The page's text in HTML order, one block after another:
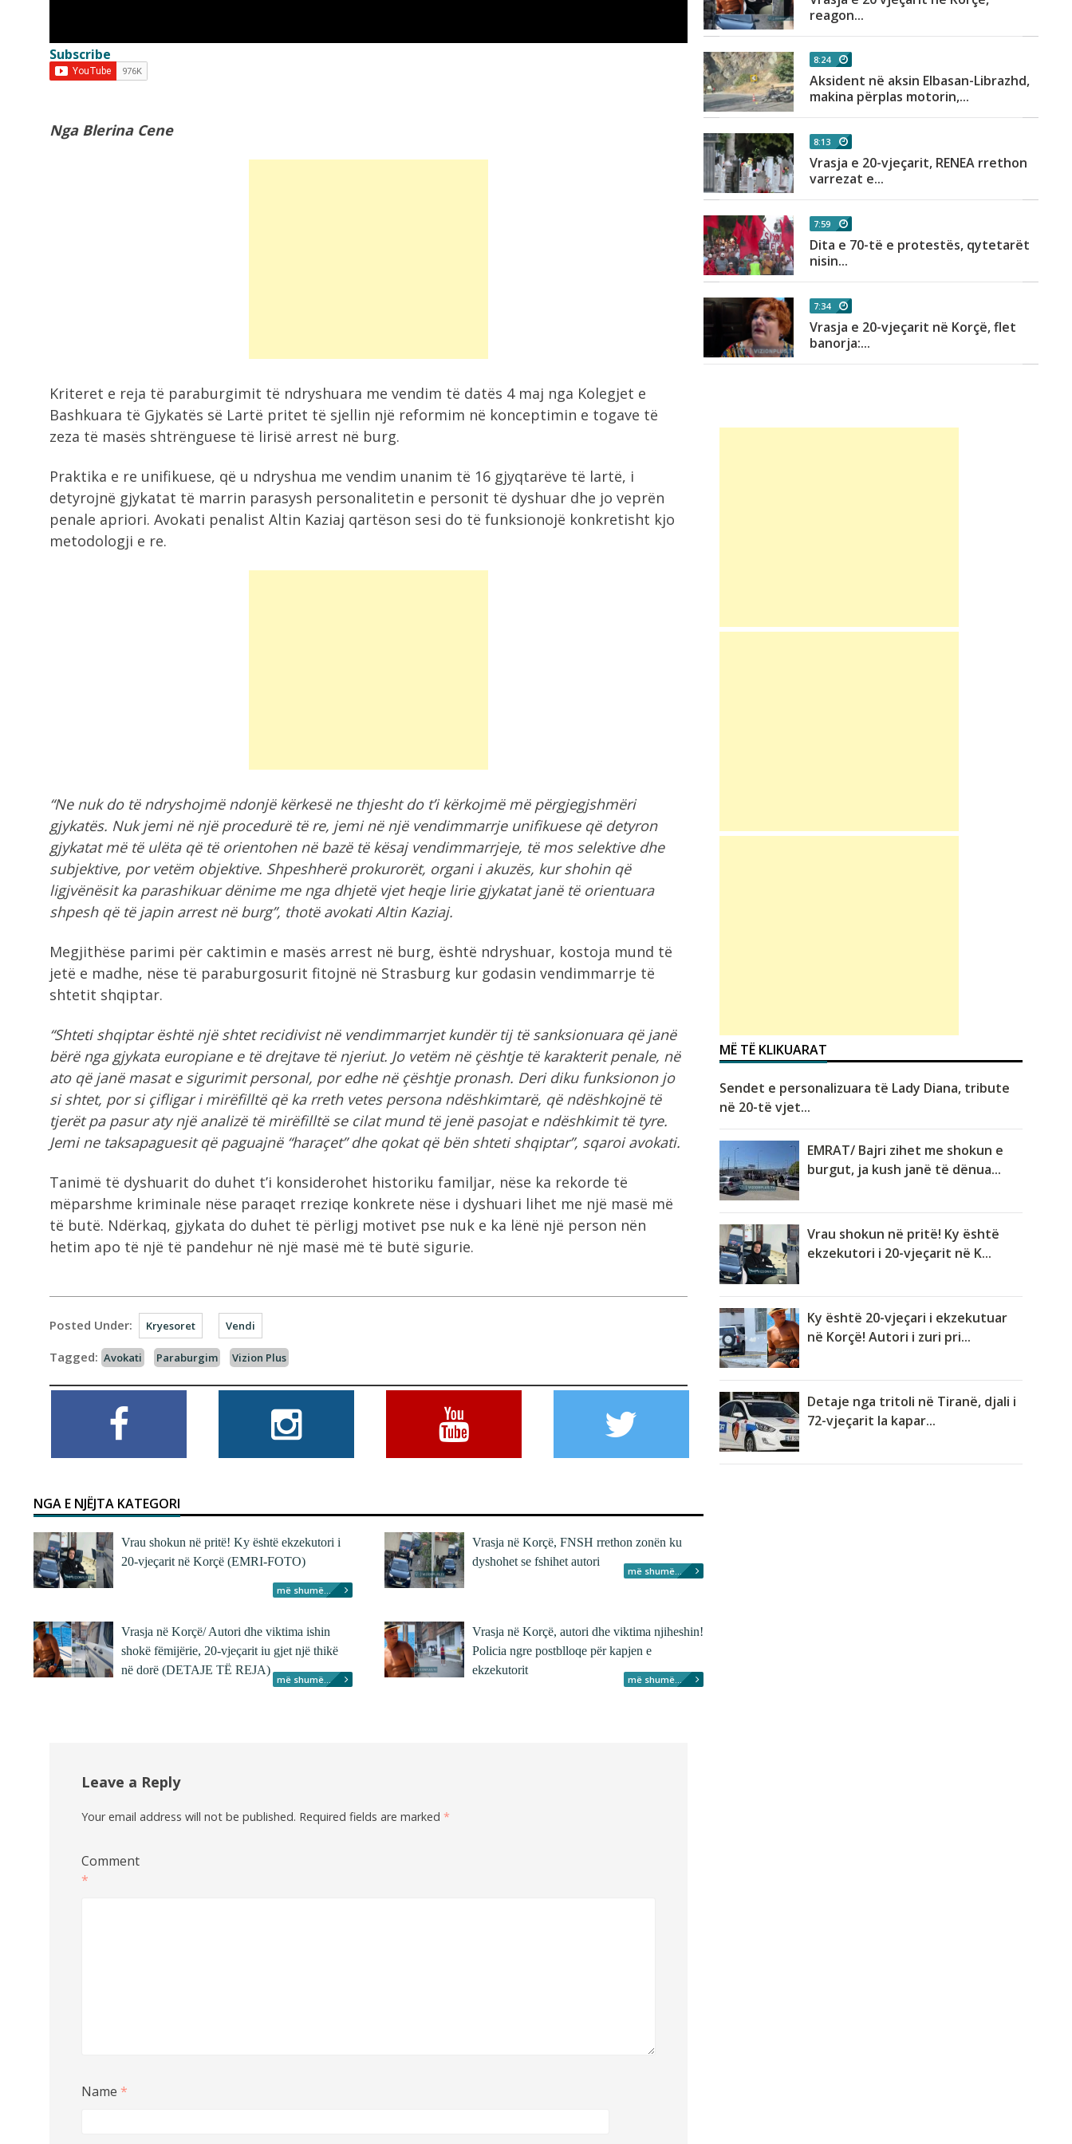
Subscribe
Nga Blerina Cene
Kriteret e reja të paraburgimit të ndryshuara me vendim të datës 4 maj nga Kolegjet e
Bashkuara të Gjykatës së Lartë pritet të sjellin një reformim në konceptimin e togave të
zeza të masës shtrënguese të lirisë arrest në burg.
Praktika e re unifikuese, që u ndryshua me vendim unanim të 16 gjyqtarëve të lartë, i
detyrojnë gjykatat të marrin parasysh personalitetin e personit të dyshuar dhe jo veprën
penale apriori. Avokati penalist Altin Kaziaj qartëson sesi do të funksionojë konkretisht kjo
metodologji e re.
“Ne nuk do të ndryshojmë ndonjë kërkesë ne thjesht do t’i kërkojmë më përgjegjshmëri
gjykatës. Nuk jemi në një procedurë të re, jemi në një vendimmarrje unifikuese që detyron
gjykatat më të ulëta që të orientohen në bazë të kësaj vendimmarrjeje, të mos selektive dhe
subjektive, por vetëm objektive. Shpeshherë prokurorët, organi i akuzës, kur shohin që
ligjvënësit ka parashikuar dënime me nga dhjetë vjet heqje lirie gjykatat janë të orientuara
shpesh që të japin arrest në burg”, thotë avokati Altin Kaziaj.
Megjithëse parimi për caktimin e masës arrest në burg, është ndryshuar, kostoja mund të
jetë e madhe, nëse të paraburgosurit fitojnë në Strasburg kur godasin vendimmarrje të
shtetit shqiptar.
“Shteti shqiptar është një shtet recidivist në vendimmarrjet kundër tij të sanksionuara që janë
bërë nga gjykata europiane e të drejtave të njeriut. Jo vetëm në çështje të karakterit penale, në
ato që janë masat e sigurimit personal, por edhe në çështje pronash. Deri diku funksionon jo
si shtet, por si çifligar i mirëfilltë që ka rreth vetes persona ndëshkimtarë, që ndëshkojnë të
tjerët pa pasur aty një analizë të mirëfilltë se cilat mund të jenë pasojat e ndëshkimit të tyre.
Jemi ne taksapaguesit që paguajnë “haraçet” dhe qokat që bën shteti shqiptar”, sqaroi avokati.
Tanimë të dyshuarit do duhet t’i konsiderohet historiku familjar, nëse ka rekorde të
mëparshme kriminale nëse paraqet rreziqe konkrete nëse i dyshuari lihet me një masë më
të butë. Ndërkaq, gjykata do duhet të përligj motivet pse nuk e ka lënë një person nën
hetim apo të një të pandehur në një masë më të butë sigurie.
Posted Under: Kryesoret Vendi
Tagged: Avokati Paraburgim Vizion Plus
NGA E NJËJTA KATEGORI
Vrau shokun në pritë! Ky është ekzekutori i
20-vjeçarit në Korçë (EMRI-FOTO)
më shumë...
Vrasja në Korçë, FNSH rrethon zonën ku
dyshohet se fshihet autori
më shumë...
Vrasja në Korçë/ Autori dhe viktima ishin
shokë fëmijërie, 20-vjeçarit iu gjet një thikë
në dorë (DETAJE TË REJA)
më shumë...
Vrasja në Korçë, autori dhe viktima njiheshin!
Policia ngre postblloqe për kapjen e
ekzekutorit
më shumë...
Leave a Reply
Your email address will not be published. Required fields are marked *
Comment
*
Name *
5:49
Vrasja në Korçë, autori dhe viktima
Ky është 20-vjeçari i ekzekutuar në
Aksident i trefishtë në aksin
reagon...
8:24
Aksident në aksin Elbasan-Librazhd,
makina përplas motorin,...
8:13
Vrasja e 20-vjeçarit, RENEA rrethon
varrezat e...
7:59
Dita e 70-të e protestës, qytetarët
nisin...
7:34
Vrasja e 20-vjeçarit në Korçë, flet
banorja:...
MË TË KLIKUARAT
Sendet e personalizuara të Lady Diana, tribute
në 20-të vjet...
EMRAT/ Bajri zihet me shokun e
burgut, ja kush janë të dënua...
Vrau shokun në pritë! Ky është
ekzekutori i 20-vjeçarit në K...
Ky është 20-vjeçari i ekzekutuar
në Korçë! Autori i zuri pri...
Detaje nga tritoli në Tiranë, djali i
72-vjeçarit la kapar...